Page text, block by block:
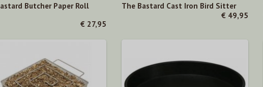
Butcher Paper Roll
€ 27,95
The Bastard Cast Iron Bird Sitter
€ 49,95